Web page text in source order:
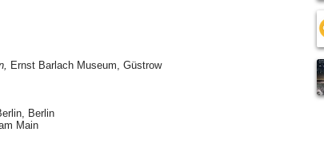
Ernst Barlach Museum, Güstrow
Berlin
Main